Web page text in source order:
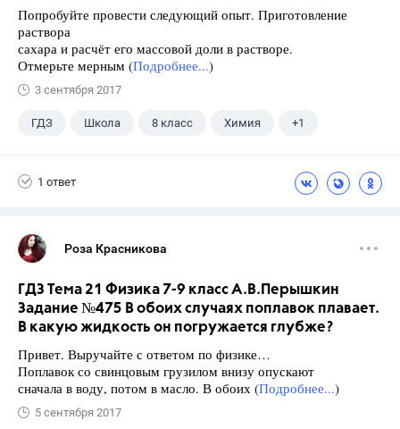
Попробуйте провести следующий опыт. Приготовление
раствора
сахара и расчёт его массовой доли в растворе.
Отмерьте мерным (Подробнее...)
3 сентября 2017
ГДЗ Школа 8 класс Химия +1
1 ответ
Роза Красникова
ГДЗ Тема 21 Физика 7-9 класс А.В.Перышкин
Задание №475 В обоих случаях поплавок плавает.
В какую жидкость он погружается глубже?
Привет. Выручайте с ответом по физике…
Поплавок со свинцовым грузилом внизу опускают
сначала в воду, потом в масло. В обоих (Подробнее...)
5 сентября 2017